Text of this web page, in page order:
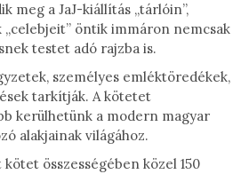
meg a JaJ-kiállítás „tárlóin”,
öntik immáron nemcsak
testet adó rajzba is.
személyes emléktöredékek,
tarkítják. A kötetet
kerülhetünk a modern magyar
alakjainak világához.
összességében közel 150